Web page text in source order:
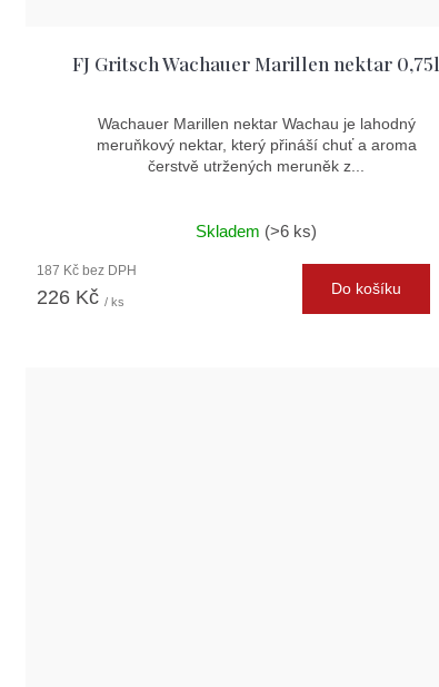
FJ Gritsch Wachauer Marillen nektar 0,75l
Wachauer Marillen nektar Wachau je lahodný
meruňkový nektar, který přináší chuť a aroma
čerstvě utržených meruněk z...
Skladem (>6 ks)
187 Kč bez DPH
226 Kč / ks
Do košíku